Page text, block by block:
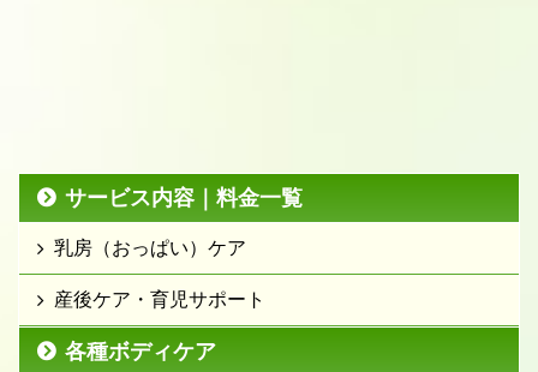
サービス内容｜料金一覧
乳房（おっぱい）ケア
産後ケア・育児サポート
各種ボディケア